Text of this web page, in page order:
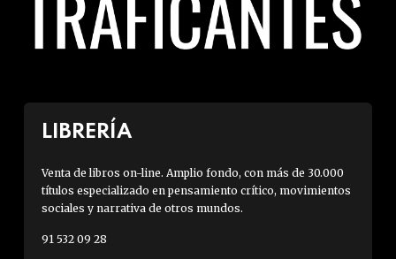
LIBRERÍA
Venta de libros on-line. Amplio fondo, con más de 30.000
títulos especializado en pensamiento crítico, movimientos
sociales y narrativa de otros mundos.
91 532 09 28